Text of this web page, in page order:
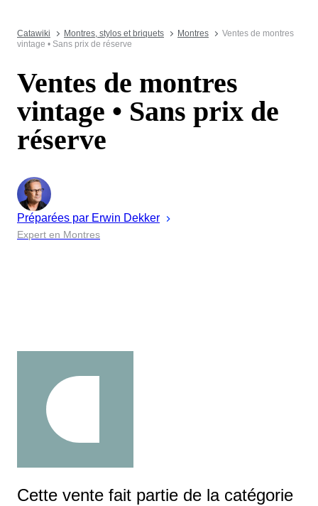
Catawiki Montres, stylos et briquets Montres
Ventes de montres
vintage • Sans prix de réserve
Ventes de montres
vintage • Sans prix de
réserve
Préparées par Erwin Dekker
Expert en Montres
Cette vente fait partie de la catégorie